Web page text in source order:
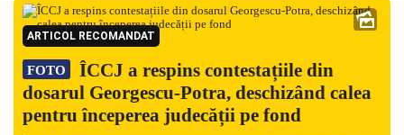
ARTICOL RECOMANDAT
FOTO
ÎCCJ a respins contestațiile din
dosarul Georgescu-Potra, deschizând calea
pentru începerea judecății pe fond